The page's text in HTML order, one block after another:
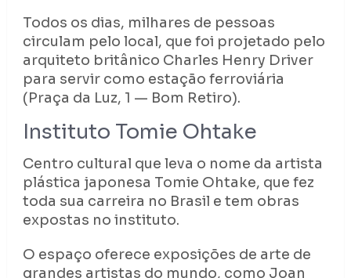
Todos os dias, milhares de pessoas
circulam pelo local, que foi projetado pelo
arquiteto britânico Charles Henry Driver
para servir como estação ferroviária
(Praça da Luz, 1 — ‎Bom Retiro).
Instituto Tomie Ohtake
Centro cultural que leva o nome da artista
plástica japonesa Tomie Ohtake, que fez
toda sua carreira no Brasil e tem obras
expostas no instituto.
O espaço oferece exposições de arte de
grandes artistas do mundo, como Joan